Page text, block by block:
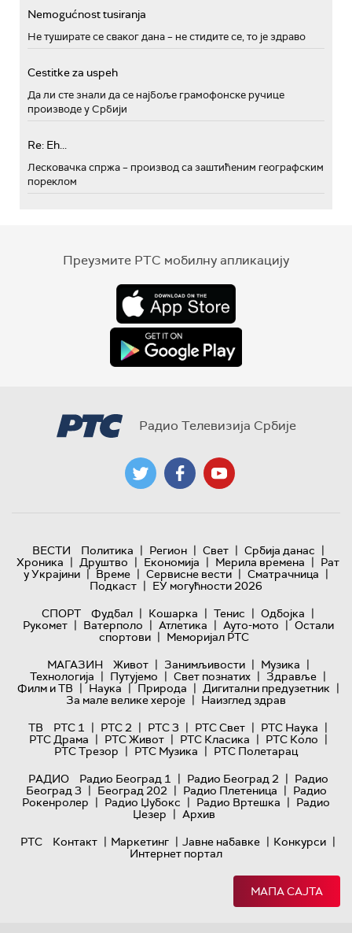
Nemogućnost tusiranja
Не туширате се сваког дана – не стидите се, то је здраво
Cestitke za uspeh
Да ли сте знали да се најбоље грамофонске ручице
производе у Србији
Re: Eh...
Лесковачка спржа – производ са заштићеним географским
пореклом
Преузмите РТС мобилну апликацију
Радио Телевизија Србије
ВЕСТИ Политика | Регион | Свет | Србија данас |
Хроника | Друштво | Економија | Мерила времена | Рат
у Украјини | Време | Сервисне вести | Сматрачница |
Подкаст | ЕУ могућности 2026
СПОРТ
Фудбал | Кошарка | Тенис | Одбојка |
Рукомет | Ватерполо | Атлетика | Ауто-мото | Остали
спортови | Меморијал РТС
МАГАЗИН
Живот | Занимљивости | Музика |
Технологијa | Путујемо | Свет познатих | Здравље |
Филм и ТВ | Наука | Природа | Дигитални предузетник |
За мале велике хероје | Наизглед здрав
ТВ
РТС 1 | РТС 2 | РТС 3 | РТС Свет | РТС Наука |
РТС Драма | РТС Живот | РТС Класика | РТС Коло |
РТС Трезор | РТС Музика | РТС Полетарац
РАДИО
Радио Београд 1 | Радио Београд 2 | Радио
Београд 3 | Београд 202 | Радио Плетеница | Радио
Рокенролер | Радио Џубокс | Радио Вртешка | Радио
Џезер | Архив
РТС
Контакт | Маркетинг | Јавне набавке | Конкурси |
Интернет портал
МАПА САЈТА